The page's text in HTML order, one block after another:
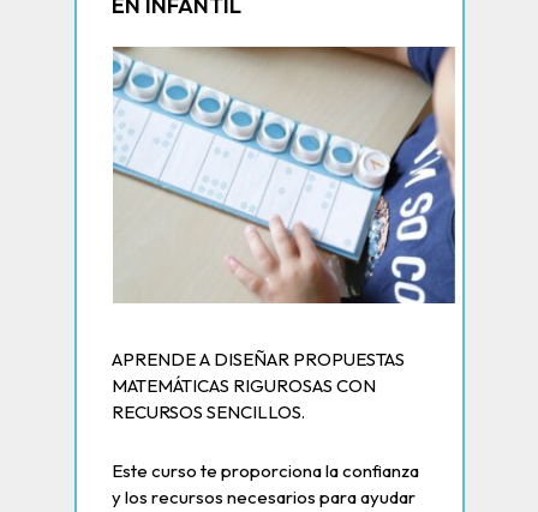
APRENDE A DISEÑAR PROPUESTAS
MATEMÁTICAS RIGUROSAS CON
RECURSOS SENCILLOS.
Este curso te proporciona la confianza
y los recursos necesarios para ayudar